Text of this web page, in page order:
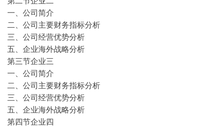
一、公司简介
二、公司主要财务指标分析
三、公司经营优势分析
五、企业海外战略分析
第三节企业三
一、公司简介
二、公司主要财务指标分析
三、公司经营优势分析
五、企业海外战略分析
第四节企业四